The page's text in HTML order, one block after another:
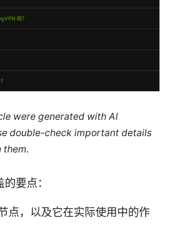
were generated with AI
double-check important details
them.
要点：
点，以及它在实际使用中的作